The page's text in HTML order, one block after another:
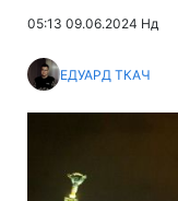
05:13 09.06.2024 Нд
ЕДУАРД ТКАЧ